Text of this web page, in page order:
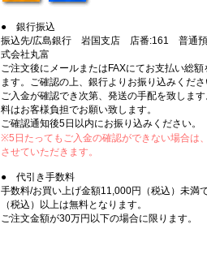
● 銀行振込
振込先/広島銀行 岩国支店 店番:161 普通
式会社丸富
ご注文後にメールまたはFAXにてお支払い総
ます。ご確認の上、銀行よりお振り込みくだ
ご入金が確認でき次第、発送の手配を致しま
料はお客様負担でお願い致します。
ご確認通知後5日以内にお振り込みください。
※5日たってもご入金の確認ができない場合は
させていただきます。
● 代引き手数料
手数料/お買い上げ金額11,000円（税込）未満
（税込）以上は無料となります。
ご注文金額が30万円以下の場合に限ります。